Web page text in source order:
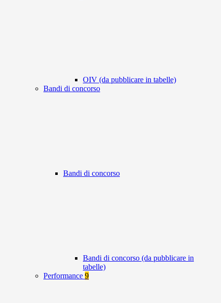
OIV (da pubblicare in tabelle)
Bandi di concorso
Bandi di concorso
Bandi di concorso (da pubblicare in
tabelle)
Performance 9